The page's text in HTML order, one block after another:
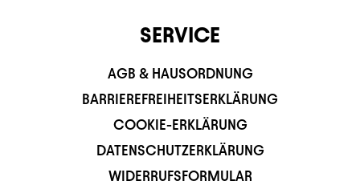
SERVICE
AGB & HAUSORDNUNG
BARRIEREFREIHEITSERKLÄRUNG
COOKIE-ERKLÄRUNG
DATENSCHUTZERKLÄRUNG
WIDERRUFSFORMULAR